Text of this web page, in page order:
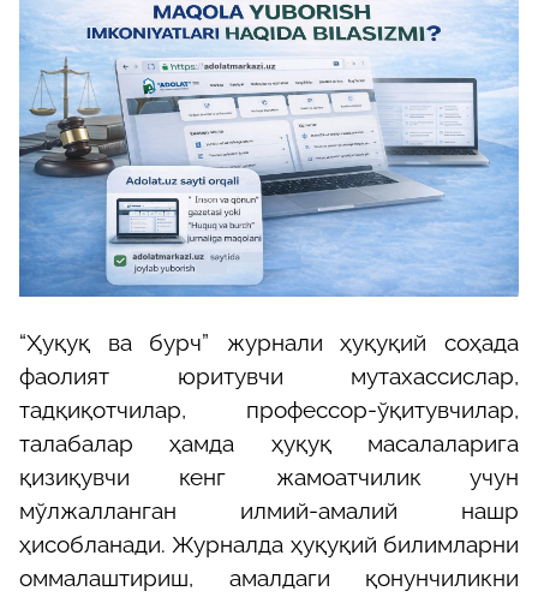
“Ҳуқуқ ва бурч” журнали ҳуқуқий соҳада
фаолият юритувчи мутахассислар,
тадқиқотчилар, профессор-ўқитувчилар,
талабалар ҳамда ҳуқуқ масалаларига
қизиқувчи кенг жамоатчилик учун
мўлжалланган илмий-амалий нашр
ҳисобланади. Журналда ҳуқуқий билимларни
оммалаштириш, амалдаги қонунчиликни